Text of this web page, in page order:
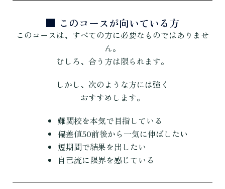
■ このコースが向いている方
このコースは、すべての方に必要なものではありませ
ん。
むしろ、合う方は限られます。
しかし、次のような方には強く
おすすめします。
難関校を本気で目指している
偏差値50前後から一気に伸ばしたい
短期間で結果を出したい
自己流に限界を感じている